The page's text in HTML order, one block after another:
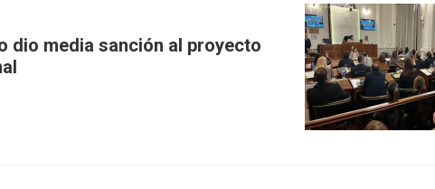
dio media sanción al proyecto